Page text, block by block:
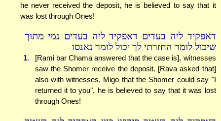
he never received the deposit, he is believed to say that it
was lost through Ones!
דאפקיד ליה בעדים דאפקיד ליה בעדים נמי מתוך
שיכול לומר החזרתי לך יכול לומר נאנסו
1.
[Rami bar Chama answered that the case is], witnesses
saw the Shomer receive the deposit. [Rava asked that]
also with witnesses, Migo that the Shomer could say "I
returned it to you", he is believed to say that it was lost
through Ones!